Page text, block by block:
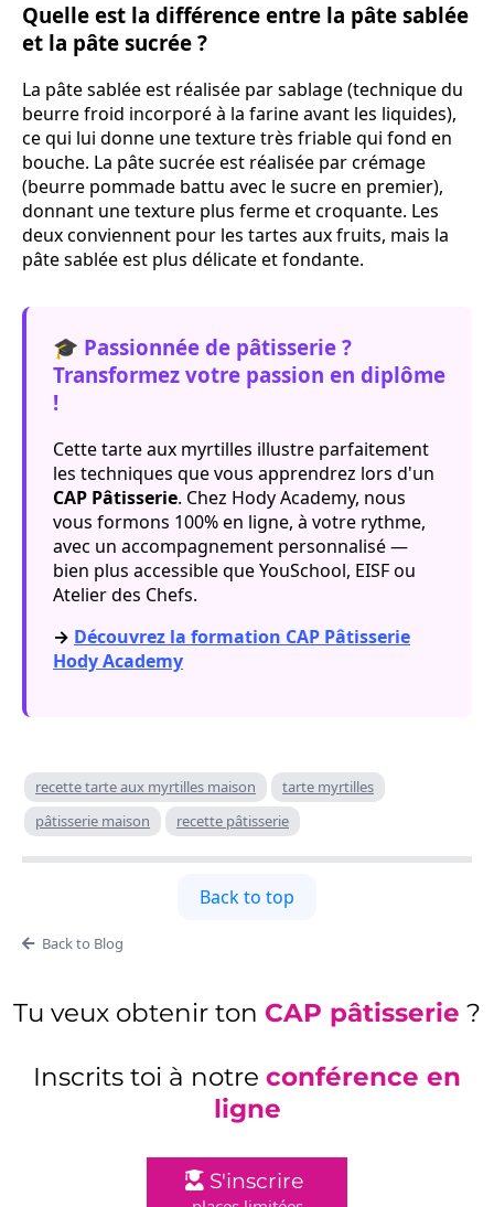
Quelle est la différence entre la pâte sablée
et la pâte sucrée ?
La pâte sablée est réalisée par sablage (technique du
beurre froid incorporé à la farine avant les liquides),
ce qui lui donne une texture très friable qui fond en
bouche. La pâte sucrée est réalisée par crémage
(beurre pommade battu avec le sucre en premier),
donnant une texture plus ferme et croquante. Les
deux conviennent pour les tartes aux fruits, mais la
pâte sablée est plus délicate et fondante.
🎓 Passionnée de pâtisserie ?
Transformez votre passion en diplôme
!
Cette tarte aux myrtilles illustre parfaitement
les techniques que vous apprendrez lors d'un
CAP Pâtisserie. Chez Hody Academy, nous
vous formons 100% en ligne, à votre rythme,
avec un accompagnement personnalisé —
bien plus accessible que YouSchool, EISF ou
Atelier des Chefs.
→ Découvrez la formation CAP Pâtisserie
Hody Academy
recette tarte aux myrtilles maison
tarte myrtilles
pâtisserie maison
recette pâtisserie
Back to top
Back to Blog
Tu veux obtenir ton CAP pâtisserie ?
Inscrits toi à notre conférence en
ligne
S'inscrire